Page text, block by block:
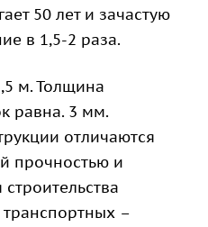
50 лет и зачастую
в 1,5-2 раза.
м. Толщина
равна. 3 мм.
отличаются
прочностью и
–